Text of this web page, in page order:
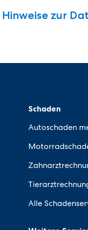
Hinweise zur
Schaden
Autoschaden
Alle